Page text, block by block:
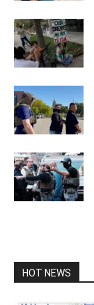
HOT NEWS